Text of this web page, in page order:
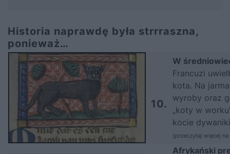
Historia naprawdę była strrraszna ,
ponieważ…
10.
W
Francuzi
kota. Na
wyroby oraz
„koty w
kocie
(przeczytaj więcej
Afrykański